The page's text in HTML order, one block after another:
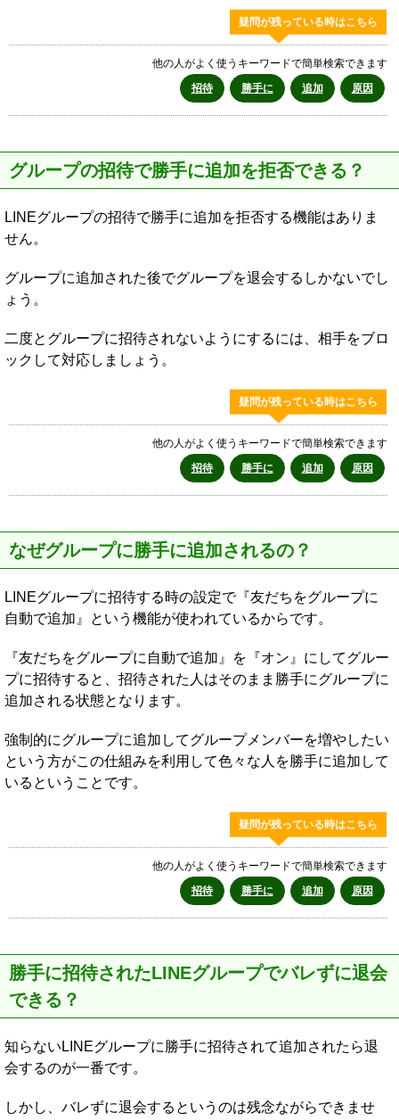
疑問が残っている時はこちら
他の人がよく使うキーワードで簡単検索できます
招待
勝手に 追加 原因
グループの招待で勝手に追加を拒否できる？
LINEグループの招待で勝手に追加を拒否する機能はありま
せん。
グループに追加された後でグループを退会するしかないでし
ょう。
二度とグループに招待されないようにするには、相手をブロ
ックして対応しましょう。
疑問が残っている時はこちら
他の人がよく使うキーワードで簡単検索できます
招待
勝手に 追加 原因
なぜグループに勝手に追加されるの？
LINEグループに招待する時の設定で『友だちをグループに
自動で追加』という機能が使われているからです。
『友だちをグループに自動で追加』を『オン』にしてグルー
プに招待すると、招待された人はそのまま勝手にグループに
追加される状態となります。
強制的にグループに追加してグループメンバーを増やしたい
という方がこの仕組みを利用して色々な人を勝手に追加して
いるということです。
疑問が残っている時はこちら
他の人がよく使うキーワードで簡単検索できます
招待
勝手に 追加 原因
勝手に招待されたLINEグループでバレずに退会
できる？
知らないLINEグループに勝手に招待されて追加されたら退
会するのが一番です。
しかし、バレずに退会するというのは残念ながらできませ